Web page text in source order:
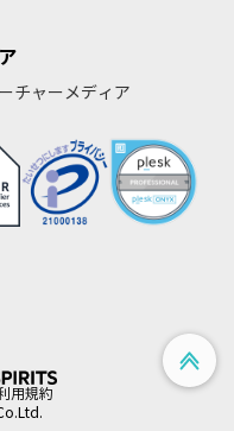
チャーメディア
用規約